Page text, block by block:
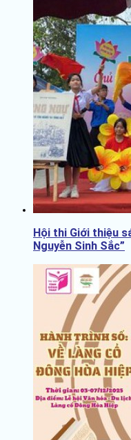
Hội thi Giới thiệu
Nguyễn Sinh Sắc”